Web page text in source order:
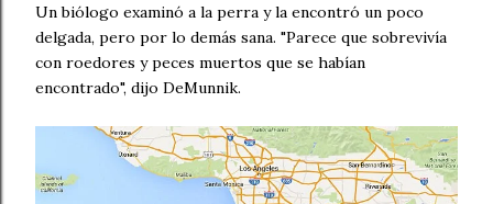
Un biólogo examinó a la perra y la encontró un poco
delgada, pero por lo demás sana. "Parece que sobrevivía
con roedores y peces muertos que se habían
encontrado", dijo DeMunnik.